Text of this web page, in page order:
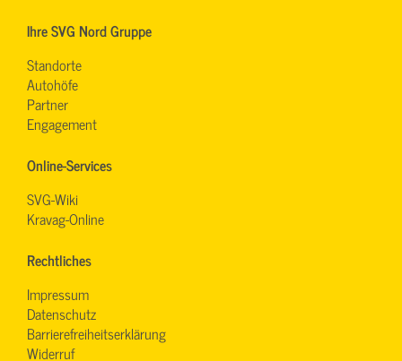
Ihre SVG Nord Gruppe
Standorte
Autohöfe
Partner
Engagement
Online-Services
SVG-Wiki
Kravag-Online
Rechtliches
Impressum
Datenschutz
Barrierefreiheitserklärung
Widerruf